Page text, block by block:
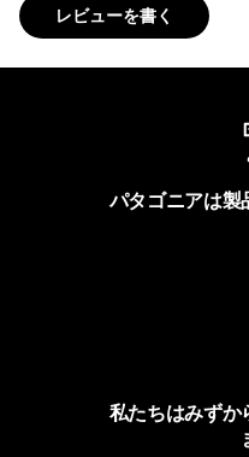
レビューを書く
パタゴニアは製
私たちはみずか